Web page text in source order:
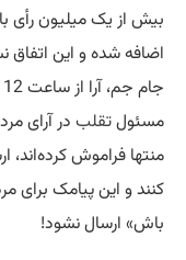
بیش از یک میلیون رأی با
اضافه شده و این
مسئولتقلب در آرای
منتها فراموش کرده‌اند،
کنند و این پیامک برای
باش» ارسال نشود!